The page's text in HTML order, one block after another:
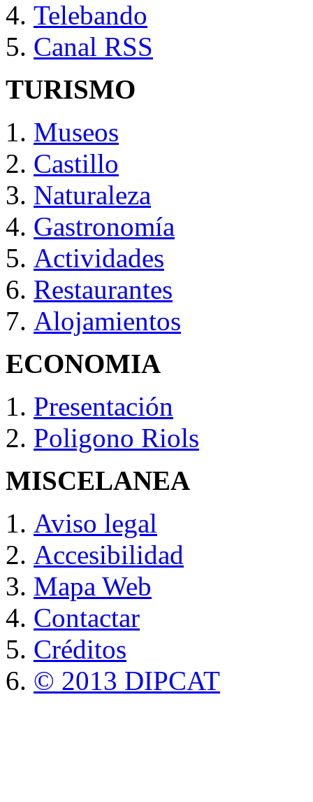
Telebando
Canal RSS
TURISMO
Museos
Castillo
Naturaleza
Gastronomía
Actividades
Restaurantes
Alojamientos
ECONOMIA
Presentación
Poligono Riols
MISCELANEA
Aviso legal
Accesibilidad
Mapa Web
Contactar
Créditos
© 2013 DIPCAT